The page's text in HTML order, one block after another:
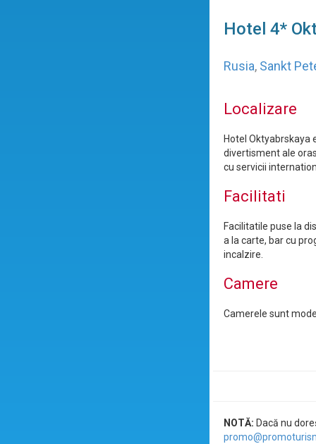
Hotel 4*
Rusia, Sankt
Localizare
Hotel Oktyabrskaya
divertisment ale
cu servicii
Facilitati
Facilitatile puse la
a la carte, bar cu
incalzire.
Camere
Camerele sunt
NOTĂ: Dacă nu